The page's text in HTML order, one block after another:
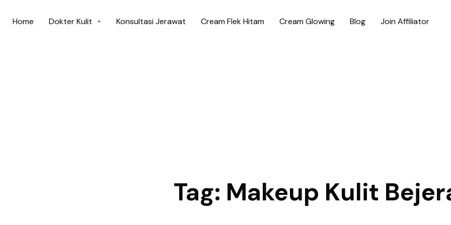
Home Dokter Kulit Konsultasi Jerawat Cream Flek Hitam Cream Glowing Blog Join Affiliator
Tag: Makeup Kulit